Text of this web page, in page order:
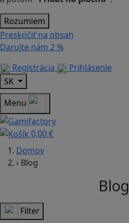
Rozumiem
Preskočiť na obsah
Darujte nám 2 %
Registrácia
Prihlásenie
SK
Menu
0,00 €
Domov
› Blog
Blog
Filter